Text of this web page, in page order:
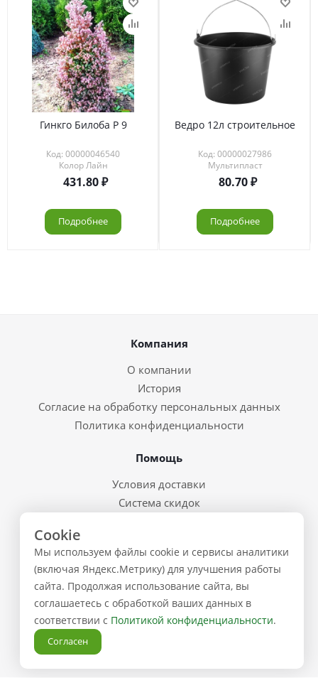
Гинкго Билоба Р 9
Код: 00000046540
Колор Лайн
431.80
Подробнее
Ведро 12л строительное
Код: 00000027986
Мультипласт
80.70
Подробнее
Компания
О компании
История
Согласие на обработку персональных данных
Политика конфиденциальности
Помощь
Условия доставки
Система скидок
Предварительные заказы
Контакты
Cookie
Мы используем файлы cookie и сервисы аналитики
(включая Яндекс.Метрику) для улучшения работы
сайта. Продолжая использование сайта, вы
соглашаетесь с обработкой ваших данных в
соответствии с Политикой конфиденциальности.
Согласен